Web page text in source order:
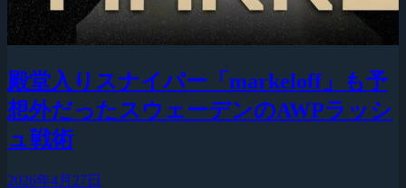
殿堂入りスナイパー「markeloff」も予
想外だったスウェーデンのAWPラッシ
ュ戦術
2026年4月27日